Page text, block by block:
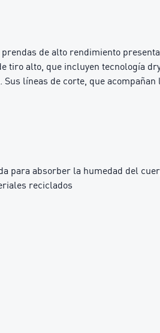
de alto rendimiento
tiro alto, que incluyen tecnología
líneas de corte, que
para absorber la humedad del
reciclados